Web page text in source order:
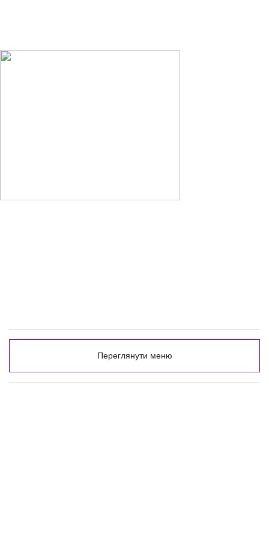
Переглянути меню